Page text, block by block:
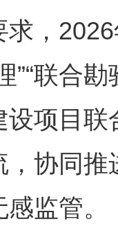
2026
”“联合
项目
协同
监管。